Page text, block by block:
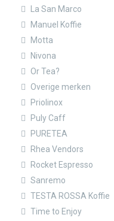
La San Marco
Manuel Koffie
Motta
Nivona
Or Tea?
Overige merken
Priolinox
Puly Caff
PURETEA
Rhea Vendors
Rocket Espresso
Sanremo
TESTA ROSSA Koffie
Time to Enjoy